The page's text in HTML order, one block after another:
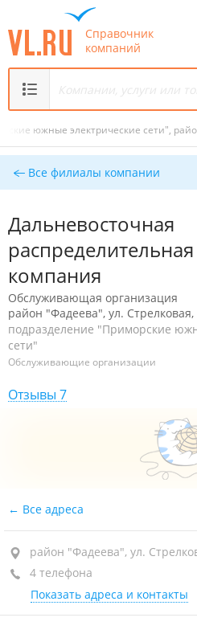
Справочник
компаний
южные электрические сети",
Все филиалы компании
Дальневосточная
распределительная
компания
Обслуживающая организация
район "Фадеева", ул. Стрелковая,
подразделение "Приморские
сети"
Обслуживающие организации
Отзывы 7
Все адреса
район "Фадеева", ул.
4 телефона
Показать адреса и контакты